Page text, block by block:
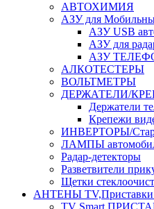
АВТОХИМИЯ
АЗУ для
АЗУ USB
АЗУ для
АЗУ
АЛКОТЕСТЕРЫ
ВОЛЬТМЕТРЫ
ДЕРЖАТЕЛИ/
Держатели
Крепежи
ИНВЕРТОРЫ/
ЛАМПЫ
Радар-детекторы
Разветвители
Щетки
АНТЕНЫ
TV Smart